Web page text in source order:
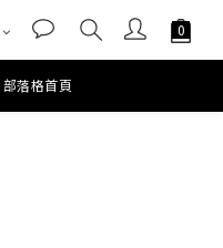
部落格首頁